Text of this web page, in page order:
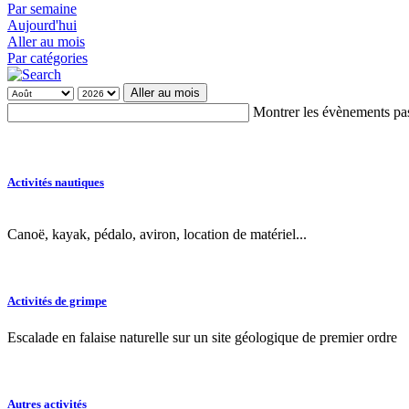
Par semaine
Aujourd'hui
Aller au mois
Par catégories
Aller au mois
Montrer les évènements
Activités nautiques
Canoë, kayak, pédalo, aviron, location de matériel...
Activités de grimpe
Escalade en falaise naturelle sur un site géologique de premier ordre
Autres activités